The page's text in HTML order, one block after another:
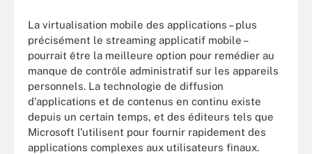
La virtualisation mobile des applications – plus
précisément le streaming applicatif mobile –
pourrait être la meilleure option pour remédier au
manque de contrôle administratif sur les appareils
personnels. La technologie de diffusion
d'applications et de contenus en continu existe
depuis un certain temps, et des éditeurs tels que
Microsoft l’utilisent pour fournir rapidement des
applications complexes aux utilisateurs finaux.